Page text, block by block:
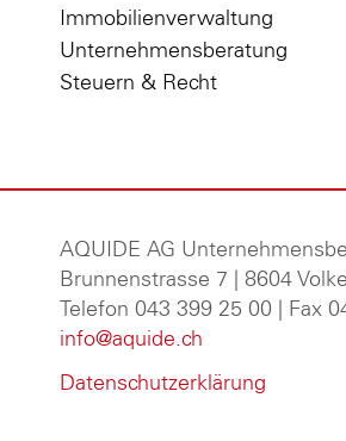
Immobilienverwaltung
Unternehmensberatung
Steuern & Recht
AQUIDE AG
Brunnenstrasse 7 | 8604
Telefon 043 399 25 00 | Fax
info@aquide.ch
Datenschutzerklärung